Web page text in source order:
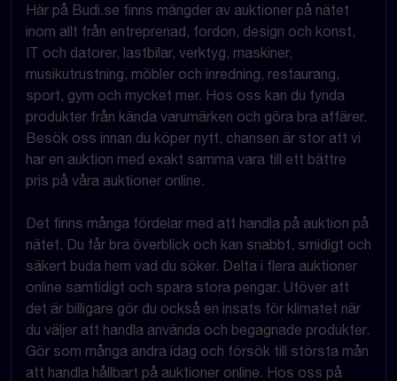
Här på Budi.se finns mängder av auktioner på nätet
inom allt från entreprenad, fordon, design och konst,
IT och datorer, lastbilar, verktyg, maskiner,
musikutrustning, möbler och inredning, restaurang,
sport, gym och mycket mer. Hos oss kan du fynda
produkter från kända varumärken och göra bra affärer.
Besök oss innan du köper nytt, chansen är stor att vi
har en auktion med exakt samma vara till ett bättre
pris på våra auktioner online.
Det finns många fördelar med att handla på auktion på
nätet. Du får bra överblick och kan snabbt, smidigt och
säkert buda hem vad du söker. Delta i flera auktioner
online samtidigt och spara stora pengar. Utöver att
det är billigare gör du också en insats för klimatet när
du väljer att handla använda och begagnade produkter.
Gör som många andra idag och försök till största mån
att handla hållbart på auktioner online. Hos oss på